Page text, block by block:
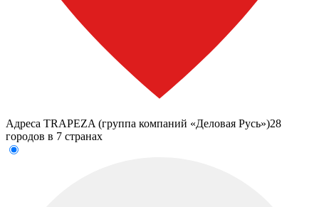
Адреса TRAPEZA (группа компаний «Деловая Русь»)28
городов в 7 странах